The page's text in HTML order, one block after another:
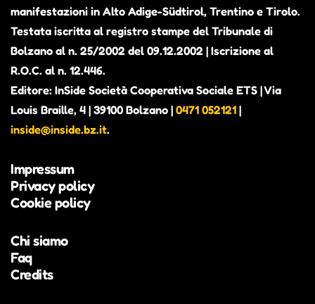
manifestazioni in Alto Adige-Südtirol, Trentino e Tirolo.
Testata iscritta al registro stampe del Tribunale di
Bolzano al n. 25/2002 del 09.12.2002 | Iscrizione al
R.O.C. al n. 12.446.
Editore: InSide Società Cooperativa Sociale ETS | Via
Louis Braille, 4 | 39100 Bolzano | 0471 052121 |
inside@inside.bz.it.
Impressum
Privacy policy
Cookie policy
Chi siamo
Faq
Credits